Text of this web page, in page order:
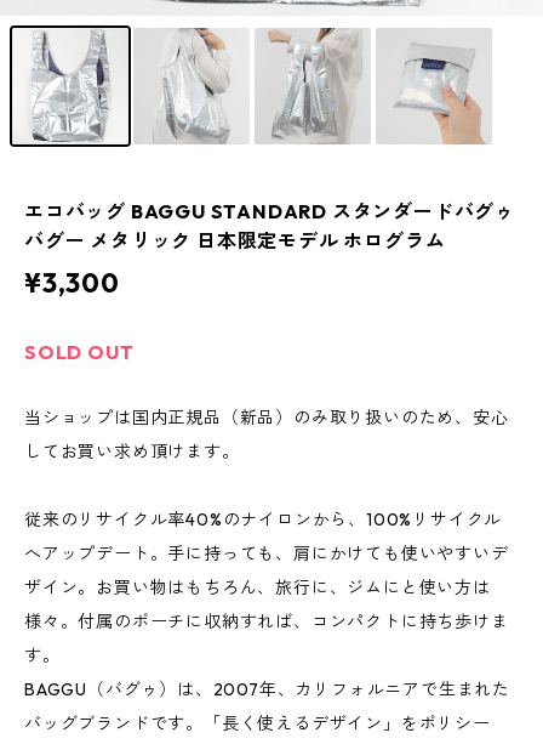
エコバッグ BAGGU STANDARD スタンダードバグゥ
バグー メタリック 日本限定モデル ホログラム
¥3,300
SOLD OUT
当ショップは国内正規品（新品）のみ取り扱いのため、安心
してお買い求め頂けます。
従来のリサイクル率40%のナイロンから、100%リサイクル
へアップデート。手に持っても、肩にかけても使いやすいデ
ザイン。お買い物はもちろん、旅行に、ジムにと使い方は
様々。付属のポーチに収納すれば、コンパクトに持ち歩けま
す。
BAGGU（バグゥ）は、2007年、カリフォルニアで生まれた
バッグブランドです。「長く使えるデザイン」をポリシー